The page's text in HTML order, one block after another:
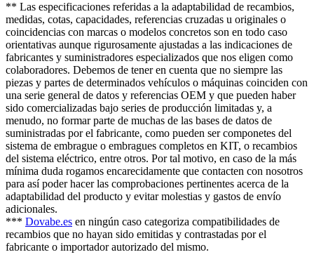
** Las especificaciones referidas a la adaptabilidad de recambios,
medidas, cotas, capacidades, referencias cruzadas u originales o
coincidencias con marcas o modelos concretos son en todo caso
orientativas aunque rigurosamente ajustadas a las indicaciones de
fabricantes y suministradores especializados que nos eligen como
colaboradores. Debemos de tener en cuenta que no siempre las
piezas y partes de determinados vehículos o máquinas coinciden con
una serie general de datos y referencias OEM y que pueden haber
sido comercializadas bajo series de producción limitadas y, a
menudo, no formar parte de muchas de las bases de datos de
suministradas por el fabricante, como pueden ser componetes del
sistema de embrague o embragues completos en KIT, o recambios
del sistema eléctrico, entre otros. Por tal motivo, en caso de la más
mínima duda rogamos encarecidamente que contacten con nosotros
para así poder hacer las comprobaciones pertinentes acerca de la
adaptabilidad del producto y evitar molestias y gastos de envío
adicionales.
*** Dovabe.es en ningún caso categoriza compatibilidades de
recambios que no hayan sido emitidas y contrastadas por el
fabricante o importador autorizado del mismo.